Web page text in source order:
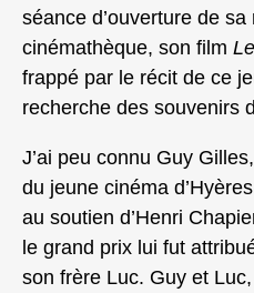
séance d’ouverture de
cinémathèque, son film
frappé par le récit de ce
recherche des souvenirs
J’ai peu connu Guy
du jeune cinéma
au soutien d’Henri
le grand prix lui fut
son frère Luc. Guy et